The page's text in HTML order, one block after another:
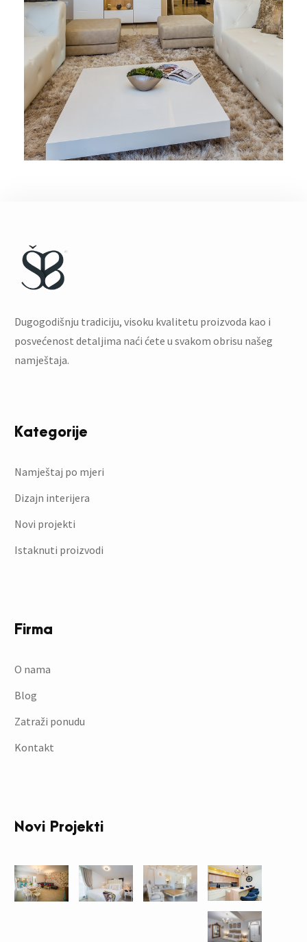
Dugogodišnju tradiciju, visoku kvalitetu proizvoda kao i
posvećenost detaljima naći ćete u svakom obrisu našeg
namještaja.
Kategorije
Namještaj po mjeri
Dizajn interijera
Novi projekti
Istaknuti proizvodi
Firma
O nama
Blog
Zatraži ponudu
Kontakt
Novi Projekti